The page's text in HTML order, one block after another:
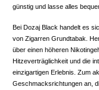
günstig und lasse alles
Bei Dozaj Black handelt es
von Zigarren Grundtabak.
über einen höheren
Hitzeverträglichkeit und die
einzigartigen Erlebnis. Zum
Geschmacksrichtungen an,